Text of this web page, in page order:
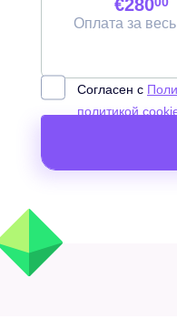
€280
Оплата за
Согласен с
политикой